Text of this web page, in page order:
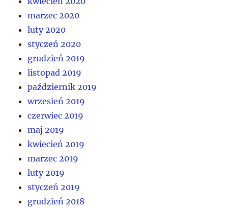
marzec 2020
luty 2020
styczeń 2020
grudzień 2019
listopad 2019
październik 2019
wrzesień 2019
czerwiec 2019
maj 2019
kwiecień 2019
marzec 2019
luty 2019
styczeń 2019
grudzień 2018